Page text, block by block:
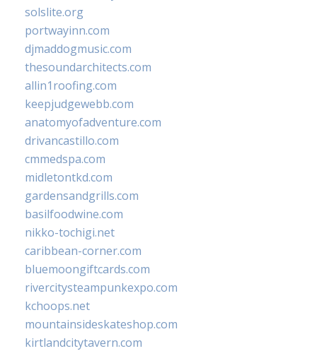
solslite.org
portwayinn.com
djmaddogmusic.com
thesoundarchitects.com
allin1roofing.com
keepjudgewebb.com
anatomyofadventure.com
drivancastillo.com
cmmedspa.com
midletontkd.com
gardensandgrills.com
basilfoodwine.com
nikko-tochigi.net
caribbean-corner.com
bluemoongiftcards.com
rivercitysteampunkexpo.com
kchoops.net
mountainsideskateshop.com
kirtlandcitytavern.com